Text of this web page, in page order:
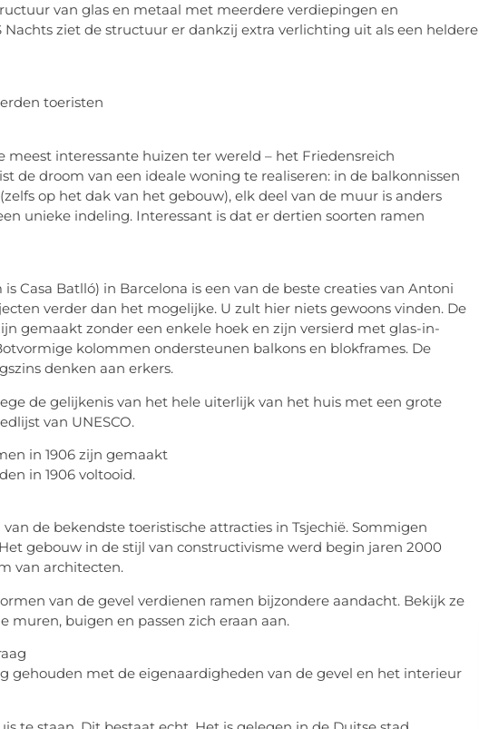
van glas en metaal met meerdere verdiepingen en
Nachts ziet de structuur er dankzij extra verlichting uit als een heldere
toeristen
meest interessante huizen ter wereld – het Friedensreich
de droom van een ideale woning te realiseren: in de balkonnissen
op het dak van het gebouw), elk deel van de muur is anders
unieke indeling. Interessant is dat er dertien soorten ramen
Casa Batlló) in Barcelona is een van de beste creaties van Antoni
verder dan het mogelijke. U zult hier niets gewoons vinden. De
gemaakt zonder een enkele hoek en zijn versierd met glas-in-
kolommen ondersteunen balkons en blokframes. De
denken aan erkers.
de gelijkenis van het hele uiterlijk van het huis met een grote
van UNESCO.
in 1906 zijn gemaakt
in 1906 voltooid.
van de bekendste toeristische attracties in Tsjechië. Sommigen
gebouw in de stijl van constructivisme werd begin jaren 2000
van architecten.
van de gevel verdienen ramen bijzondere aandacht. Bekijk ze
muren, buigen en passen zich eraan aan.
gehouden met de eigenaardigheden van de gevel en het interieur